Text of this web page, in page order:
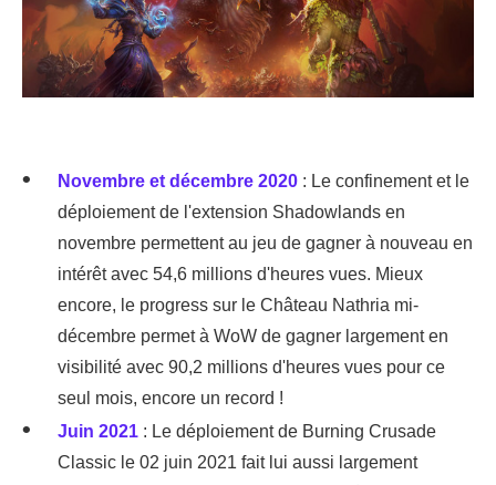
Novembre et décembre 2020 : Le confinement et le
déploiement de l'extension Shadowlands en
novembre permettent au jeu de gagner à nouveau en
intérêt avec 54,6 millions d'heures vues. Mieux
encore, le progress sur le Château Nathria mi-
décembre permet à WoW de gagner largement en
visibilité avec 90,2 millions d'heures vues pour ce
seul mois, encore un record !
Juin 2021 : Le déploiement de Burning Crusade
Classic le 02 juin 2021 fait lui aussi largement